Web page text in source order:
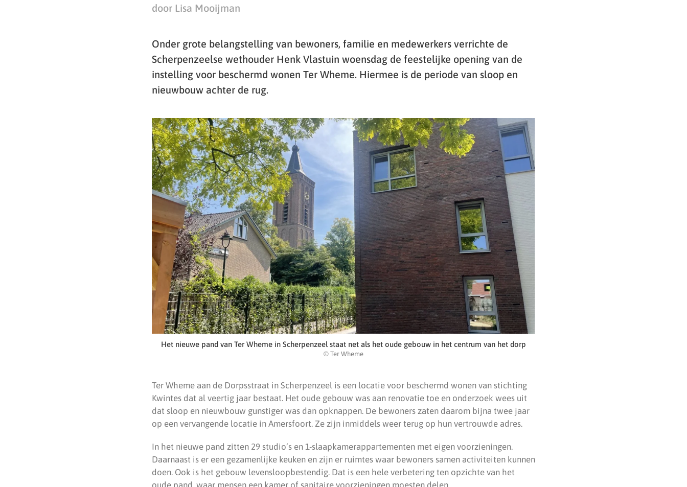
door Lisa Mooijman
Onder grote belangstelling van bewoners, familie en medewerkers verrichte de
Scherpenzeelse wethouder Henk Vlastuin woensdag de feestelijke opening van de
instelling voor beschermd wonen Ter Wheme. Hiermee is de periode van sloop en
nieuwbouw achter de rug.
Het nieuwe pand van Ter Wheme in Scherpenzeel staat net als het oude gebouw in het centrum van het dorp
© Ter Wheme
Ter Wheme aan de Dorpsstraat in Scherpenzeel is een locatie voor beschermd wonen van stichting
Kwintes dat al veertig jaar bestaat. Het oude gebouw was aan renovatie toe en onderzoek wees uit
dat sloop en nieuwbouw gunstiger was dan opknappen. De bewoners zaten daarom bijna twee jaar
op een vervangende locatie in Amersfoort. Ze zijn inmiddels weer terug op hun vertrouwde adres.
In het nieuwe pand zitten 29 studio’s en 1-slaapkamerappartementen met eigen voorzieningen.
Daarnaast is er een gezamenlijke keuken en zijn er ruimtes waar bewoners samen activiteiten kunnen
doen. Ook is het gebouw levensloopbestendig. Dat is een hele verbetering ten opzichte van het
oude pand, waar mensen een kamer of sanitaire voorzieningen moesten delen.